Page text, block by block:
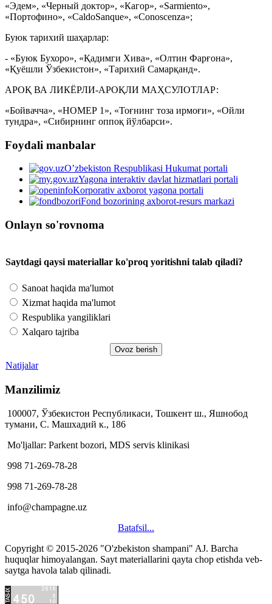
«Эдем», «Черный доктор», «Кагор», «Sarmiento»,
«Портофино», «CaldoSanque», «Conoscenza»;
Буюк тарихий шаҳарлар:
- «Буюк Бухоро», «Қадимги Хива», «Олтин Фарғона»,
«Қуёшли Ўзбекистон», «Тарихий Самарқанд».
АРОҚ ВА ЛИКЁРЛИ-АРОҚЛИ МАҲСУЛОТЛАР:
«Бойвачча», «НОМЕР 1», «Тоғнинг тоза ирмоғи», «Ойли
тундра», «Сибирнинг оппоқ йўлбарси».
Foydali manbalar
O’zbekiston Respublikasi Hukumat portali
Yagona interaktiv davlat hizmatlari portali
Korporativ axborot yagona portali
Fond bozorining axborot-resurs markazi
Onlayn so'rovnoma
Saytdagi qaysi materiallar ko'proq yoritishni talab qiladi?
Sanoat haqida ma'lumot
Xizmat haqida ma'lumot
Respublika yangiliklari
Xalqaro tajriba
Natijalar
Manzilimiz
100007, Ўзбекистон Республикаси, Тошкент ш., Яшнобод
тумани, С. Машхадий к., 186
Mo'ljallar: Parkent bozori, MDS servis klinikasi
998 71-269-78-28
998 71-269-78-28
info@champagne.uz
Batafsil...
hacklink
satış
satın
al
Copyright © 2015-2026 "O'zbekiston shampani" AJ. Barcha
huquqlar himoyalangan. Sayt materiallarini qayta chop etishda veb-
saytga havola talab qilinadi.